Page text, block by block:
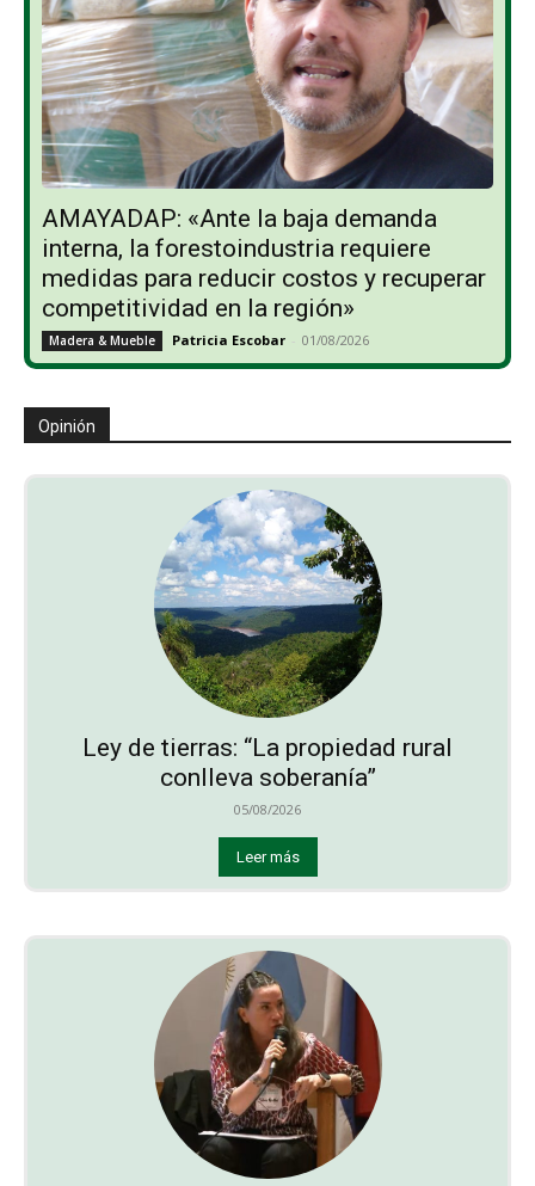
AMAYADAP: «Ante la baja demanda
interna, la forestoindustria requiere
medidas para reducir costos y recuperar
competitividad en la región»
Madera & Mueble Patricia Escobar - 01/08/2026
Opinión
Ley de tierras: “La propiedad rural
conlleva soberanía”
05/08/2026
Leer más